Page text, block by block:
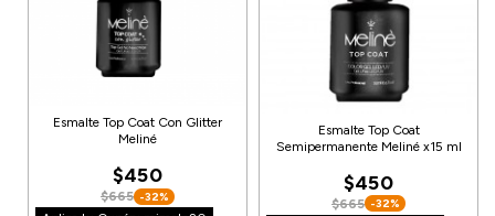
Esmalte Top Coat Con Glitter
Meliné
$450
$665 -32%
Esmalte Top Coat
Semipermanente Meliné x15 ml
$450
$665 -32%